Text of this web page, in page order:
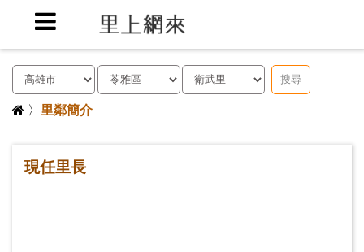
搜尋
〉 里鄰簡介
現任里長